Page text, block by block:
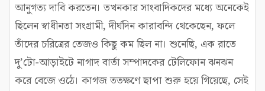
আনুগত্য দাবি করতেন। তখনকার সাংবাদিকদের মধ্যে অনেকেই
ছিলেন স্বাধীনতা সংগ্রামী, দীর্ঘদিন কারাবন্দি থেকেছেন, ফলে
তাঁদের চরিত্রের তেজও কিছু কম ছিল না। শুনেছি, এক রাতে
দু’টো-আড়াইটে নাগাদ বার্তা সম্পাদকের টেলিফোন ঝনঝন
করে বেজে ওঠে। কাগজ ততক্ষণে ছাপা শুরু হয়ে গিয়েছে, সেই